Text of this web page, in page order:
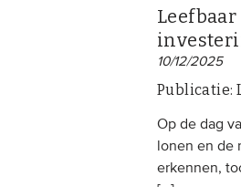
10/12/2025
Publicatie:
Op de dag
lonen en de
erkennen,